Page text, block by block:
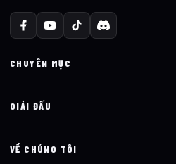
CHUYÊN MỤC
GIẢI ĐẤU
VỀ CHÚNG TÔI